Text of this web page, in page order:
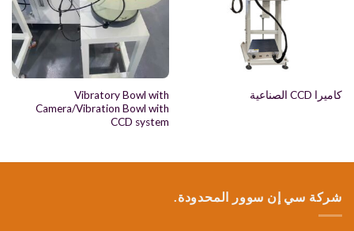
كاميرا CCD الصناعية
Vibratory Bowl with
Camera/Vibration Bowl with
CCD system
شركة سي إن سوور المحدودة.